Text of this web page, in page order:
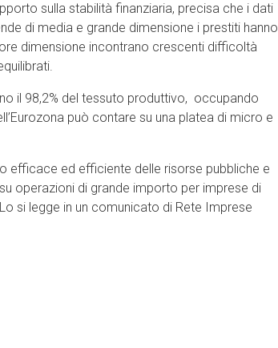
sulla stabilità finanziaria, precisa che i dati
di media e grande dimensione i prestiti hanno
dimensione incontrano crescenti difficoltà
il 98,2% del tessuto produttivo, occupando
può contare su una platea di micro e
efficace ed efficiente delle risorse pubbliche e
operazioni di grande importo per imprese di
si legge in un comunicato di Rete Imprese